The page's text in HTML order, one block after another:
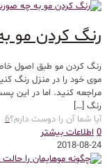
رنگ کردن مو
رنگ کردن مو طبق اصول
موی خود را در منزل رنگ
مراجعه کنید. اما در این
رنگ […]
آیا شما آن را دوست دارم؟6
0 اطلاعات بیشتر
2018-08-24